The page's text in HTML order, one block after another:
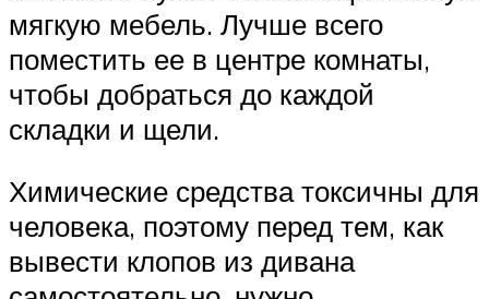
мягкую мебель. Лучше всего
поместить ее в центре комнаты,
чтобы добраться до каждой
складки и щели.
Химические средства токсичны для
человека, поэтому перед тем, как
вывести клопов из дивана